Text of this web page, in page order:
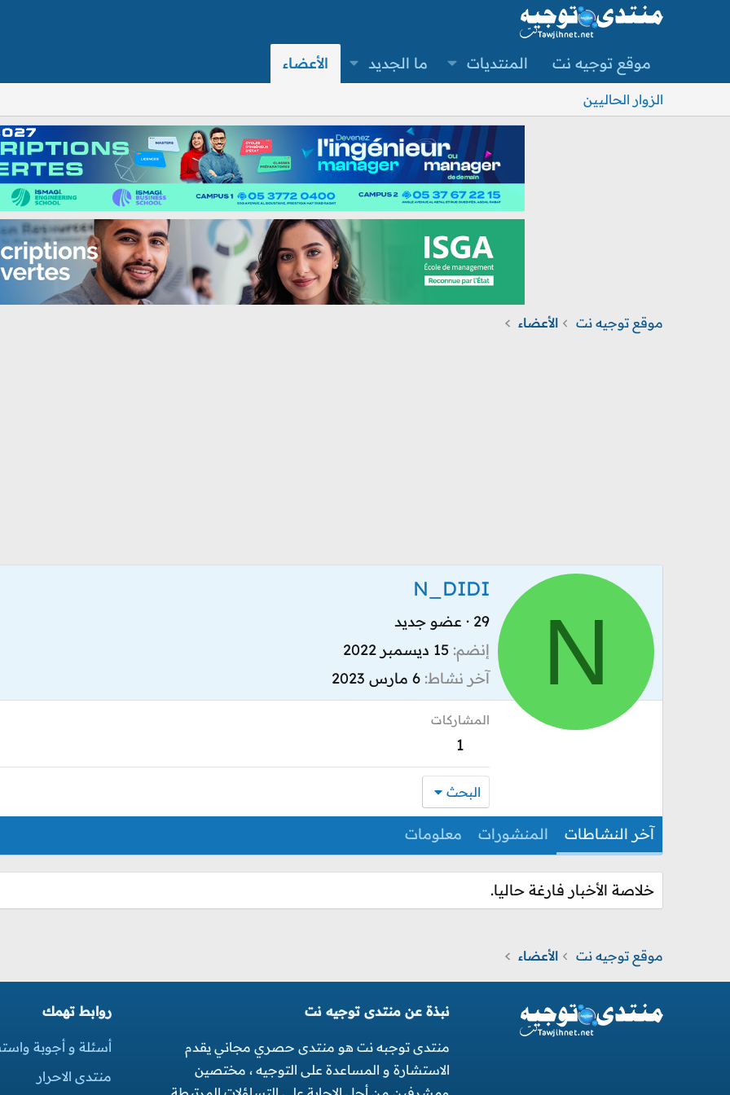
موقع توجيه نت المنتديات ما الجديد الأعضاء
الزوار الحاليين
موقع توجيه نت الأعضاء
N
N_DIDI
عضو جديد · 29
إنضم 15 ديسمبر 2022
آخر نشاط 6 مارس 2023
المشاركات
1
البحث
آخر النشاطات المنشورات معلومات
خلاصة الأخبار فارغة حاليا.
موقع توجيه نت الأعضاء
نبذة عن منتدى توجيه نت
منتدى توجبه نت هو منتدى حصري مجاني يقدم
الاستشارة و المساعدة على التوجيه ، مختصين
روابط تهمك
أسئلة و أجوبة
منتدى الاحرار